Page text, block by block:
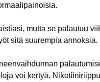
mutta se palautuu
sitä suurempia annoksia.
voi kertyä.